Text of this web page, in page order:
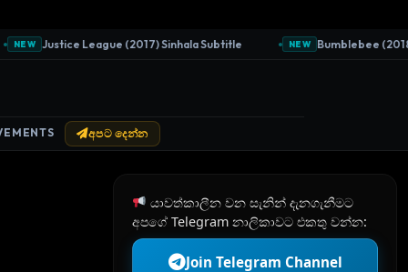
Justice League (2017) Sinhala Subtitle NEW Bumblebee (2018)
අපට දෙන්න
යාවත්කාලීන වන සැනින් දැනගැනීමට
අපගේ Telegram නාලිකාවට එකතු වන්න:
Join Telegram Channel